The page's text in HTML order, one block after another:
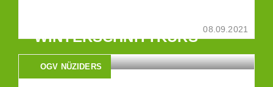
08.09.2021
WINTERSCHNITTKURS
OGV NÜZIDERS